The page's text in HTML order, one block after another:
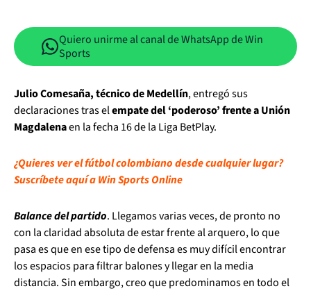
Quiero unirme al canal de WhatsApp de Win
Sports
Julio Comesaña, técnico de Medellín, entregó sus
declaraciones tras elempate del ‘poderoso’ frente a Unión
Magdalenaen la fecha 16 de la Liga BetPlay.
¿Quieres ver el fútbol colombiano desde cualquier lugar?
Suscríbete aquí a Win Sports Online
Balance del partido. Llegamos varias veces, de pronto no
con la claridad absoluta de estar frente al arquero, lo que
pasa es que en ese tipo de defensa es muy difícil encontrar
los espacios para filtrar balones y llegar en la media
distancia. Sin embargo, creo que predominamos en todo el